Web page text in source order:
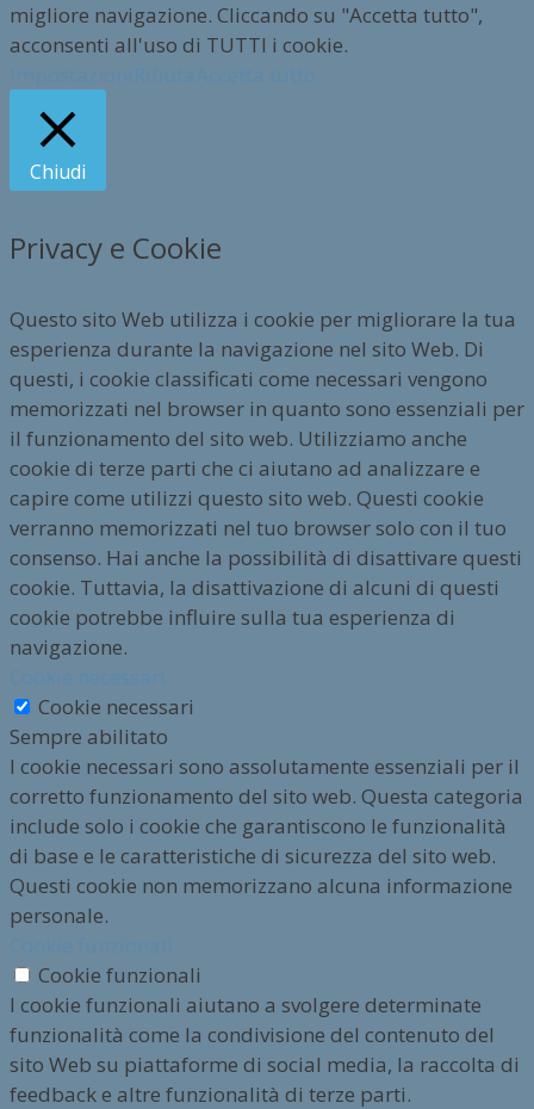
migliore navigazione. Cliccando su "Accetta tutto",
acconsenti all'uso di TUTTI i cookie.
Chiudi
Privacy e Cookie
Questo sito Web utilizza i cookie per migliorare la tua
esperienza durante la navigazione nel sito Web. Di
questi, i cookie classificati come necessari vengono
memorizzati nel browser in quanto sono essenziali per
il funzionamento del sito web. Utilizziamo anche
cookie di terze parti che ci aiutano ad analizzare e
capire come utilizzi questo sito web. Questi cookie
verranno memorizzati nel tuo browser solo con il tuo
consenso. Hai anche la possibilità di disattivare questi
cookie. Tuttavia, la disattivazione di alcuni di questi
cookie potrebbe influire sulla tua esperienza di
navigazione.
Cookie necessari
Sempre abilitato
I cookie necessari sono assolutamente essenziali per il
corretto funzionamento del sito web. Questa categoria
include solo i cookie che garantiscono le funzionalità
di base e le caratteristiche di sicurezza del sito web.
Questi cookie non memorizzano alcuna informazione
personale.
Cookie funzionali
I cookie funzionali aiutano a svolgere determinate
funzionalità come la condivisione del contenuto del
sito Web su piattaforme di social media, la raccolta di
feedback e altre funzionalità di terze parti.